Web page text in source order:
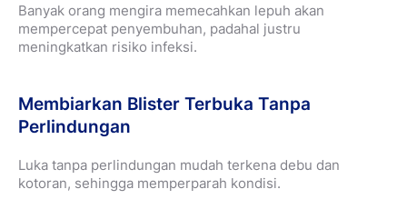
Banyak orang mengira memecahkan lepuh akan
mempercepat penyembuhan, padahal justru
meningkatkan risiko infeksi.
Membiarkan Blister Terbuka Tanpa
Perlindungan
Luka tanpa perlindungan mudah terkena debu dan
kotoran, sehingga memperparah kondisi.